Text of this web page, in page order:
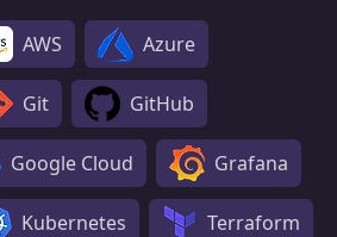
AWS Azure
Git GitHub
Google Cloud Grafana
Kubernetes Terraform